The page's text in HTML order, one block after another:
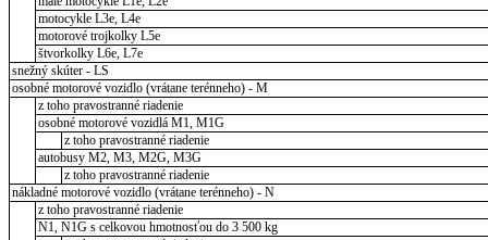
motocykle L3e, L4e
motorové trojkolky L5e
štvorkolky L6e, L7e
snežný skúter - LS
osobné motorové vozidlo (vrátane terénneho) - M
z toho pravostranné riadenie
osobné motorové vozidlá M1, M1G
z toho pravostranné riadenie
autobusy M2, M3, M2G, M3G
z toho pravostranné riadenie
nákladné motorové vozidlo (vrátane terénneho) - N
z toho pravostranné riadenie
N1, N1G s celkovou hmotnosťou do 3 500 kg